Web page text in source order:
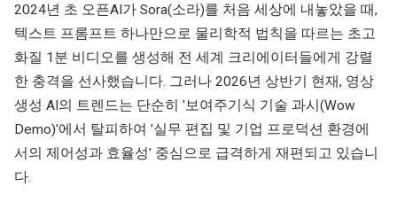
2024년 초 오픈AI가 Sora(소라)를 처음 세상에 내놓았을 때,
텍스트 프롬프트 하나만으로 물리학적 법칙을 따르는 초고
화질 1분 비디오를 생성해 전 세계 크리에이터들에게 강렬
한 충격을 선사했습니다. 그러나 2026년 상반기 현재, 영상
생성 AI의 트렌드는 단순히 '보여주기식 기술 과시(Wow
Demo)'에서 탈피하여 '실무 편집 및 기업 프로덕션 환경에
서의 제어성과 효율성' 중심으로 급격하게 재편되고 있습니
다.